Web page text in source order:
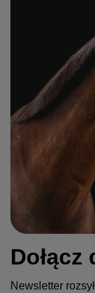
Dołącz
Newsletter